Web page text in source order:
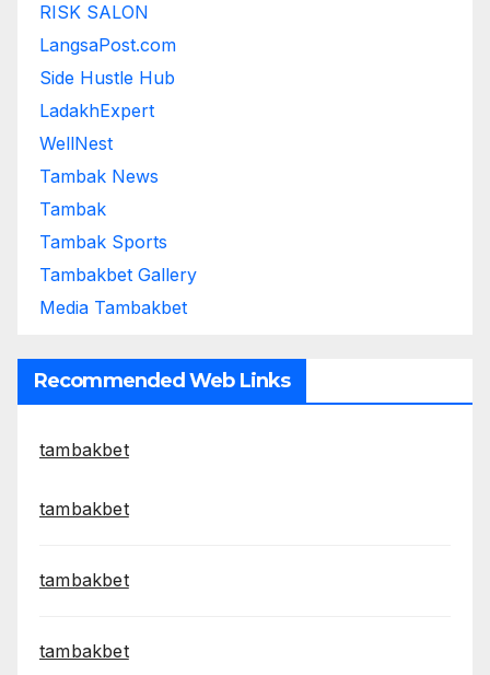
RISK SALON
LangsaPost.com
Side Hustle Hub
LadakhExpert
WellNest
Tambak News
Tambak
Tambak Sports
Tambakbet Gallery
Media Tambakbet
Recommended Web Links
tambakbet
tambakbet
tambakbet
tambakbet